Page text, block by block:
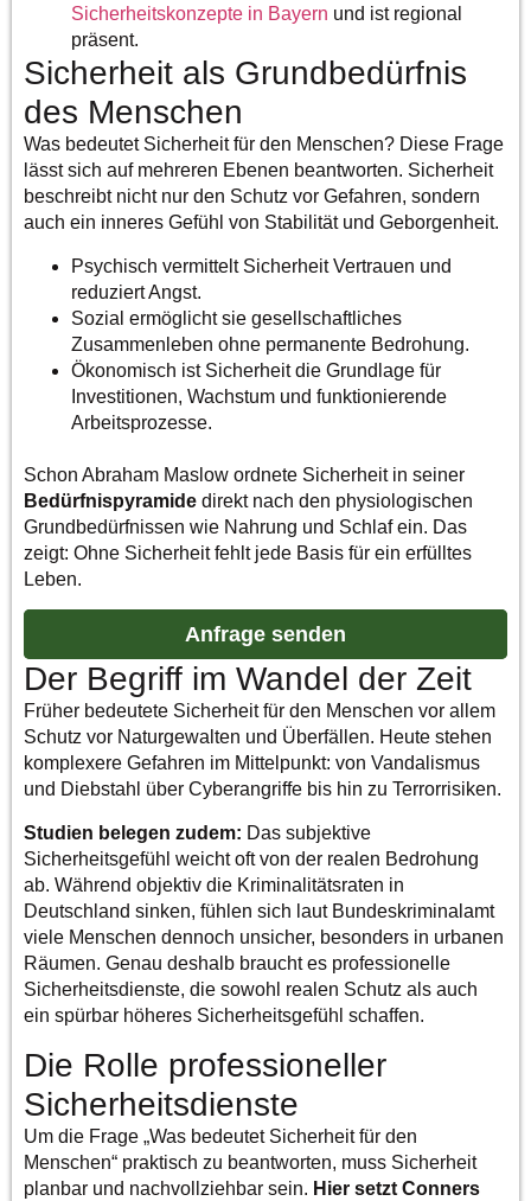
Sicherheitskonzepte in Bayern und ist regional
präsent.
Sicherheit als Grundbedürfnis
des Menschen
Was bedeutet Sicherheit für den Menschen? Diese Frage
lässt sich auf mehreren Ebenen beantworten. Sicherheit
beschreibt nicht nur den Schutz vor Gefahren, sondern
auch ein inneres Gefühl von Stabilität und Geborgenheit.
Psychisch vermittelt Sicherheit Vertrauen und
reduziert Angst.
Sozial ermöglicht sie gesellschaftliches
Zusammenleben ohne permanente Bedrohung.
Ökonomisch ist Sicherheit die Grundlage für
Investitionen, Wachstum und funktionierende
Arbeitsprozesse.
Schon Abraham Maslow ordnete Sicherheit in seiner
Bedürfnispyramide direkt nach den physiologischen
Grundbedürfnissen wie Nahrung und Schlaf ein. Das
zeigt: Ohne Sicherheit fehlt jede Basis für ein erfülltes
Leben.
Anfrage senden
Der Begriff im Wandel der Zeit
Früher bedeutete Sicherheit für den Menschen vor allem
Schutz vor Naturgewalten und Überfällen. Heute stehen
komplexere Gefahren im Mittelpunkt: von Vandalismus
und Diebstahl über Cyberangriffe bis hin zu Terrorrisiken.
Studien belegen zudem: Das subjektive
Sicherheitsgefühl weicht oft von der realen Bedrohung
ab. Während objektiv die Kriminalitätsraten in
Deutschland sinken, fühlen sich laut Bundeskriminalamt
viele Menschen dennoch unsicher, besonders in urbanen
Räumen. Genau deshalb braucht es professionelle
Sicherheitsdienste, die sowohl realen Schutz als auch
ein spürbar höheres Sicherheitsgefühl schaffen.
Die Rolle professioneller
Sicherheitsdienste
Um die Frage „Was bedeutet Sicherheit für den
Menschen“ praktisch zu beantworten, muss Sicherheit
planbar und nachvollziehbar sein. Hier setzt Conners